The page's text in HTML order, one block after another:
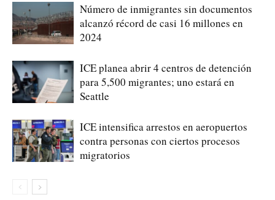
Número de inmigrantes sin documentos
alcanzó récord de casi 16 millones en
2024
ICE planea abrir 4 centros de detención
para 5,500 migrantes; uno estará en
Seattle
ICE intensifica arrestos en aeropuertos
contra personas con ciertos procesos
migratorios